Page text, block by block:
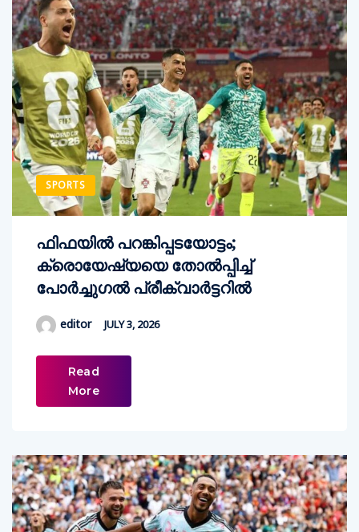
SPORTS
ഫിഫയിൽ പറങ്കിപ്പടയോട്ടം;
ക്രൊയേഷ്യയെ തോല്‍പ്പിച്ച്
പോര്‍ച്ചുഗല്‍ പ്രീക്വാര്‍ട്ടറില്‍
editor JULY 3, 2026
Read
More